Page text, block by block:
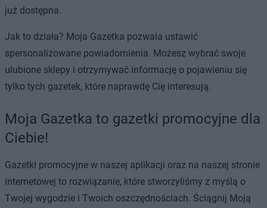
już dostępna.
Jak to działa? Moja Gazetka pozwala ustawić
spersonalizowane powiadomienia. Możesz wybrać swoje
ulubione sklepy i otrzymywać informację o pojawieniu się
tylko tych gazetek, które naprawdę Cię interesują.
Moja Gazetka to gazetki promocyjne dla
Ciebie!
Gazetki promocyjne w naszej aplikacji oraz na naszej stronie
internetowej to rozwiązanie, które stworzyliśmy z myślą o
Twojej wygodzie i Twoich oszczędnościach. Ściągnij Moją